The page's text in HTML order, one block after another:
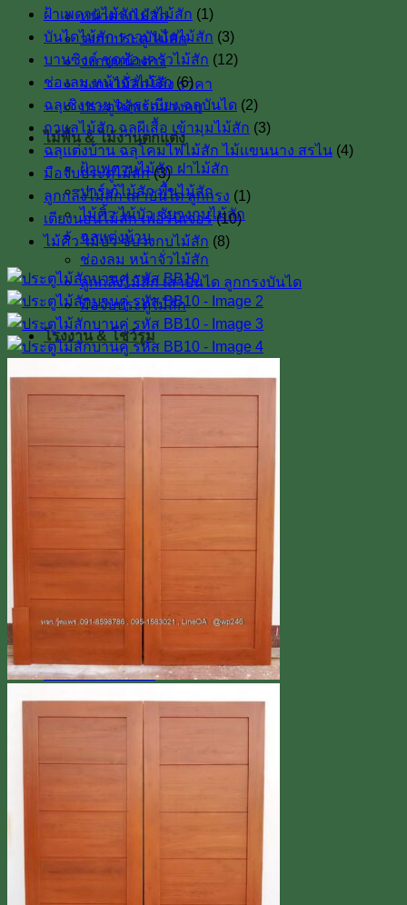
หน้าต่างไม้สัก
วงกบประตู ไม้สัก
วงกบหน้าต่าง
วงกบไม้สักโค้ง ราคา
ประตูไม้พร้อมวงกบ
ไม้พื้น & ไม้งานตกแต่ง
ฝ้าเพดานไม้สัก ฝาไม้สัก
ปาร์เก้ไม้สัก พื้นไม้สัก
ไม้คิ้ว ไม้บัว ซับวงกบไม้สัก
ฉลุแต่งบ้าน
ช่องลม หน้าจั่วไม้สัก
ลูกกลึงไม้สัก เสาบันได ลูกกรงบันได
มือจับประตูไม้สัก
โรงงาน & โชว์รูม
บทความ
ผลงานติดตั้งจริง / รีวิว
ติดต่อเรา
โทร 0918598786
ฝ้าเพดานไม้สัก ฝาไม้สัก (1)
บันไดไม้สัก ราวบันไดไม้สัก (3)
บานซิงค์ ชุดห้องครัวไม้สัก (12)
ช่องลม หน้าจั่วไม้สัก (6)
ฉลุเชิงชาย ฉลุระเบียง ฉลุบันได (2)
กาแลไม้สัก ฉลุผีเสื้อ เข้ามุมไม้สัก (3)
ฉลุแต่งบ้าน ฉลุโคมไฟไม้สัก ไม้เเขนนาง สรไน (4)
มือจับประตูไม้สัก (3)
ลูกกลึงไม้สัก เสาบันใด ลูกกรง (1)
เตียงนอนไม้สัก เฟอร์นิเจอร์ (10)
ไม้คิ้ว ไม้บัว ซับวงกบไม้สัก (8)